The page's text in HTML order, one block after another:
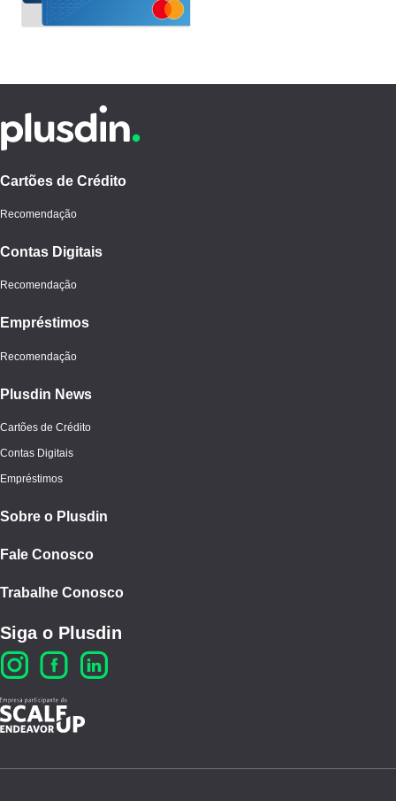
Cartões de Crédito
Recomendação
Contas Digitais
Recomendação
Empréstimos
Recomendação
Plusdin News
Cartões de Crédito
Contas Digitais
Empréstimos
Sobre o Plusdin
Fale Conosco
Trabalhe Conosco
Siga o Plusdin